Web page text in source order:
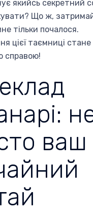
якийсь секретний
Що ж,
тільки почалося.
цієї таємниці стане
справою!
ваш